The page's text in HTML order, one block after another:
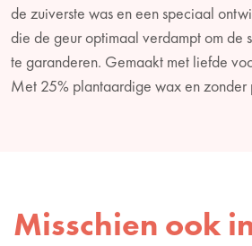
de zuiverste was en een speciaal
die de geur optimaal verdampt om de
te garanderen. Gemaakt met liefde
Met 25% plantaardige wax en zonder
Misschien ook